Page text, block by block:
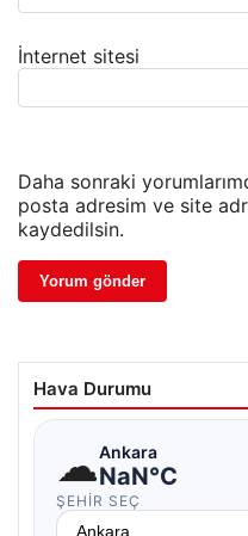
İnternet sitesi
Daha sonraki
posta adresim ve site
kaydedilsin.
Hava Durumu
☁Ankara
NaN°C
ŞEHIR SEÇ